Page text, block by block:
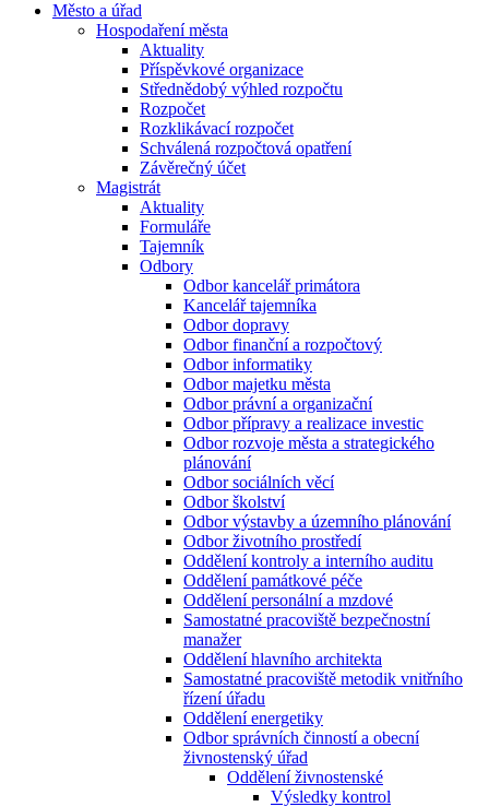
Město a úřad
Hospodaření města
Aktuality
Příspěvkové organizace
Střednědobý výhled rozpočtu
Rozpočet
Rozklikávací rozpočet
Schválená rozpočtová opatření
Závěrečný účet
Magistrát
Aktuality
Formuláře
Tajemník
Odbory
Odbor kancelář primátora
Kancelář tajemníka
Odbor dopravy
Odbor finanční a rozpočtový
Odbor informatiky
Odbor majetku města
Odbor právní a organizační
Odbor přípravy a realizace investic
Odbor rozvoje města a strategického
plánování
Odbor sociálních věcí
Odbor školství
Odbor výstavby a územního plánování
Odbor životního prostředí
Oddělení kontroly a interního auditu
Oddělení památkové péče
Oddělení personální a mzdové
Samostatné pracoviště bezpečnostní
manažer
Oddělení hlavního architekta
Samostatné pracoviště metodik vnitřního
řízení úřadu
Oddělení energetiky
Odbor správních činností a obecní
živnostenský úřad
Oddělení živnostenské
Výsledky kontrol